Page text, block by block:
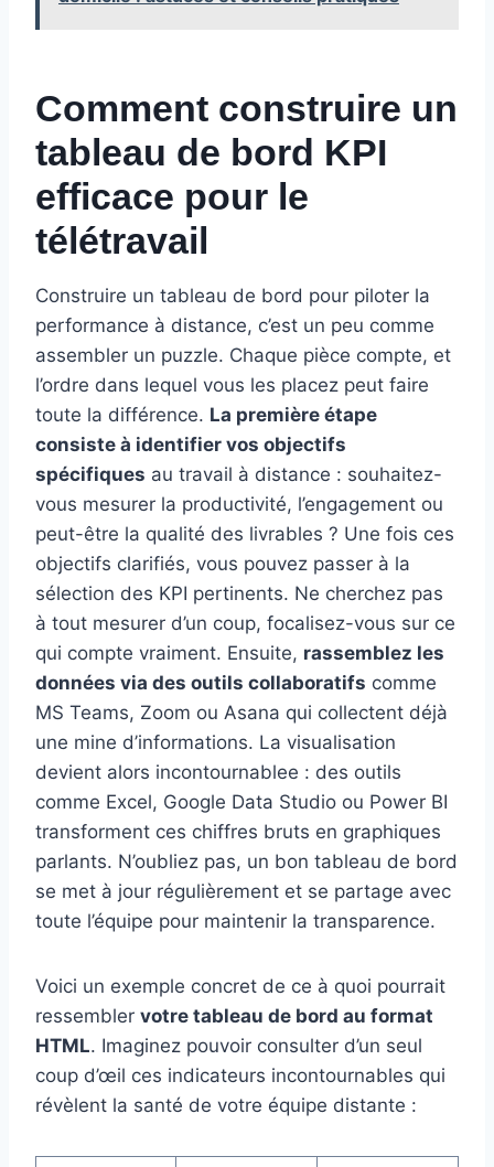
Comment construire un
tableau de bord KPI
efficace pour le
télétravail
Construire un tableau de bord pour piloter la
performance à distance, c’est un peu comme
assembler un puzzle. Chaque pièce compte, et
l’ordre dans lequel vous les placez peut faire
toute la différence. La première étape
consiste à identifier vos objectifs
spécifiques au travail à distance : souhaitez-
vous mesurer la productivité, l’engagement ou
peut-être la qualité des livrables ? Une fois ces
objectifs clarifiés, vous pouvez passer à la
sélection des KPI pertinents. Ne cherchez pas
à tout mesurer d’un coup, focalisez-vous sur ce
qui compte vraiment. Ensuite, rassemblez les
données via des outils collaboratifs comme
MS Teams, Zoom ou Asana qui collectent déjà
une mine d’informations. La visualisation
devient alors incontournablee : des outils
comme Excel, Google Data Studio ou Power BI
transforment ces chiffres bruts en graphiques
parlants. N’oubliez pas, un bon tableau de bord
se met à jour régulièrement et se partage avec
toute l’équipe pour maintenir la transparence.
Voici un exemple concret de ce à quoi pourrait
ressembler votre tableau de bord au format
HTML. Imaginez pouvoir consulter d’un seul
coup d’œil ces indicateurs incontournables qui
révèlent la santé de votre équipe distante :